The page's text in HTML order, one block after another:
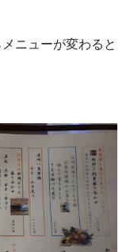
ニューが変わると